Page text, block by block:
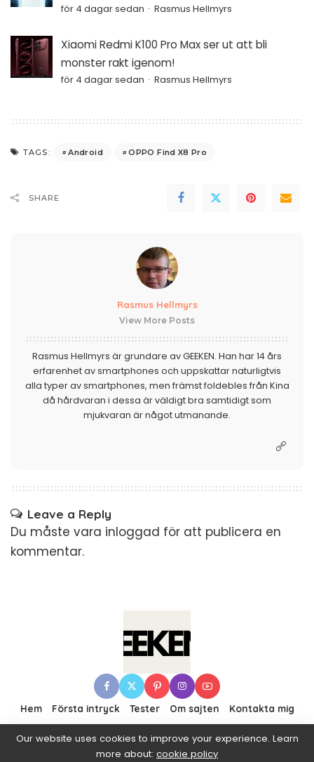
för 4 dagar sedan Rasmus Hellmyrs
Xiaomi Redmi K100 Pro Max ser ut att bli
monster rakt igenom!
för 4 dagar sedan Rasmus Hellmyrs
TAGS: Android OPPO Find X8 Pro
SHARE
Rasmus Hellmyrs
View More Posts
Rasmus Hellmyrs är grundare av GEEKEN. Han har 14 års
erfarenhet av smartphones och uppskattar naturligtvis
alla typer av smartphones, men främst foldebles från Kina
då hårdvaran i dessa är väldigt bra samtidigt som
mjukvaran är något utmanande.
Leave a Reply
Du måste vara inloggad för att publicera en
kommentar.
Hem Första intryck Tester Om sajten Kontakta mig
Our website uses cookies to improve your experience. Learn
more about: cookie policy